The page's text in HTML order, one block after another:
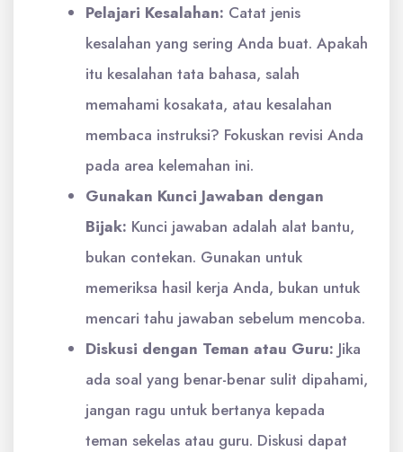
Pelajari Kesalahan: Catat jenis
kesalahan yang sering Anda buat. Apakah
itu kesalahan tata bahasa, salah
memahami kosakata, atau kesalahan
membaca instruksi? Fokuskan revisi Anda
pada area kelemahan ini.
Gunakan Kunci Jawaban dengan
Bijak: Kunci jawaban adalah alat bantu,
bukan contekan. Gunakan untuk
memeriksa hasil kerja Anda, bukan untuk
mencari tahu jawaban sebelum mencoba.
Diskusi dengan Teman atau Guru: Jika
ada soal yang benar-benar sulit dipahami,
jangan ragu untuk bertanya kepada
teman sekelas atau guru. Diskusi dapat